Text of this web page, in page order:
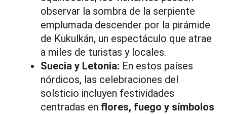
observar la sombra de la serpiente
emplumada descender por la pirámide
de Kukulkán, un espectáculo que atrae
a miles de turistas y locales.
Suecia y Letonia: En estos países
nórdicos, las celebraciones del
solsticio incluyen festividades
centradas en flores, fuego y símbolos